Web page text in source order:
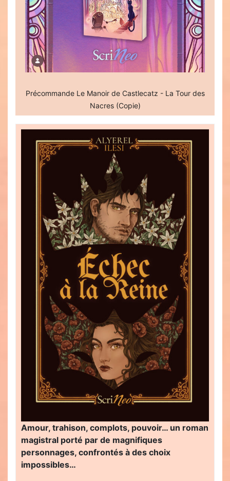
Précommande Le Manoir de Castlecatz - La Tour des
Nacres (Copie)
Amour, trahison, complots, pouvoir… un roman
magistral porté par de magnifiques
personnages, confrontés à des choix
impossibles…